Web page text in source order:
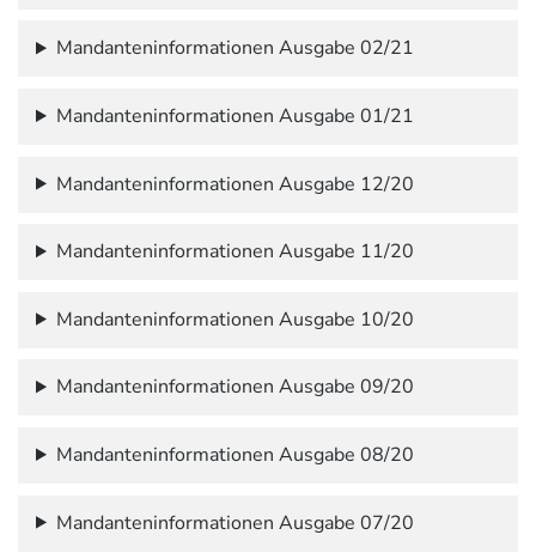
Mandanteninformationen Ausgabe 02/21
Mandanteninformationen Ausgabe 01/21
Mandanteninformationen Ausgabe 12/20
Mandanteninformationen Ausgabe 11/20
Mandanteninformationen Ausgabe 10/20
Mandanteninformationen Ausgabe 09/20
Mandanteninformationen Ausgabe 08/20
Mandanteninformationen Ausgabe 07/20